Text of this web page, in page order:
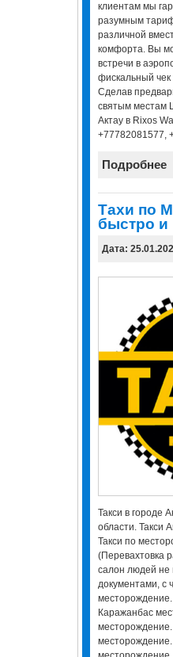
клиентам мы
разумным
различной
комфорта. Вы
встречи в
фискальный чек
Сделав
святым местам
Актау в Rixos
+77782081577,
Подробнее
Тахи по
быстро и
Дата:
Такси в городе
области. Такси
Такси по
(Перевахтовка
салон людей не
документами, с
Каражанбас